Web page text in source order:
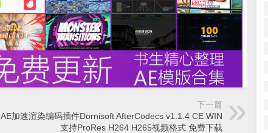
下一篇
AE加速渲染编码插件Dornisoft AfterCodecs v1.1.4 CE WIN
支持ProRes H264 H265视频格式 免费下载